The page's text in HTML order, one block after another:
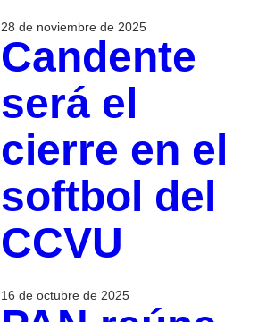
28 de noviembre de 2025
Candente
será el
cierre en el
softbol del
CCVU
16 de octubre de 2025